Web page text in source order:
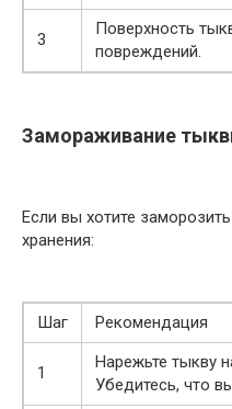
3
Поверхность
повреждений.
Замораживание
Если вы хотите
хранения:
Шаг Рекомендация
1
Нарежьте тыкву
Убедитесь, что